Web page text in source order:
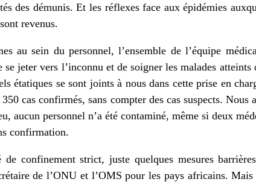
des démunis. Et les réflexes face aux épidémies
revenus.
au sein du personnel, l’ensemble de l’équipe
jeter vers l’inconnu et de soigner les malades atteints
étatiques se sont joints à nous dans cette prise en
cas confirmés, sans compter des cas suspects. Nous
aucun personnel n’a été contaminé, même si deux
confirmation.
confinement strict, juste quelques mesures
de l’ONU et l’OMS pour les pays africains. Mais